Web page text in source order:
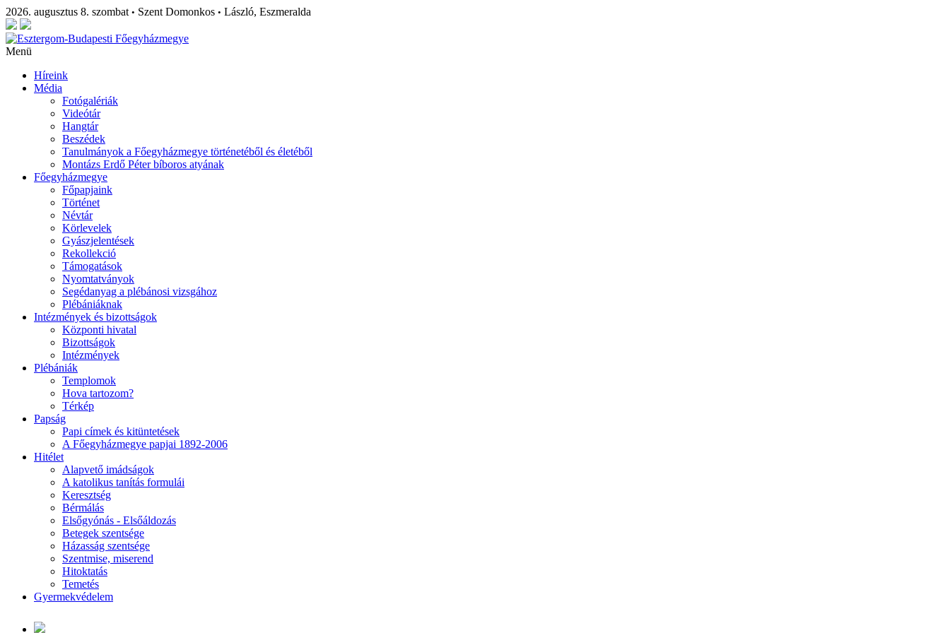
2026. augusztus 8. szombat • Szent Domonkos • László, Eszmeralda
Menü
Híreink
Média
Fotógalériák
Videótár
Hangtár
Beszédek
Tanulmányok a Főegyházmegye történetéből és életéből
Montázs Erdő Péter bíboros atyának
Főegyházmegye
Főpapjaink
Történet
Névtár
Körlevelek
Gyászjelentések
Rekollekció
Támogatások
Nyomtatványok
Segédanyag a plébánosi vizsgához
Plébániáknak
Intézmények és bizottságok
Központi hivatal
Bizottságok
Intézmények
Plébániák
Templomok
Hova tartozom?
Térkép
Papság
Papi címek és kitüntetések
A Főegyházmegye papjai 1892-2006
Hitélet
Alapvető imádságok
A katolikus tanítás formulái
Keresztség
Bérmálás
Elsőgyónás - Elsőáldozás
Betegek szentsége
Házasság szentsége
Szentmise, miserend
Hitoktatás
Temetés
Gyermekvédelem